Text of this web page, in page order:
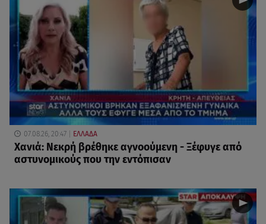
07.08.26, 20:47 ΕΛΛΑΔΑ
Χανιά: Νεκρή βρέθηκε αγνοούμενη - Ξέφυγε από
αστυνομικούς που την εντόπισαν